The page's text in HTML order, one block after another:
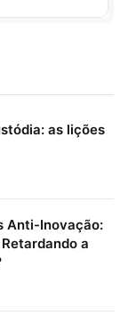
as lições
Anti-Inovação:
a